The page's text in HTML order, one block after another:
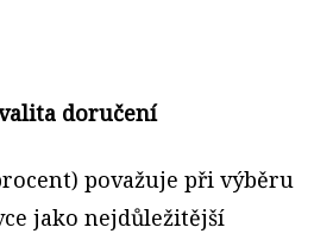
doručení
považuje při výběru
jako nejdůležitější